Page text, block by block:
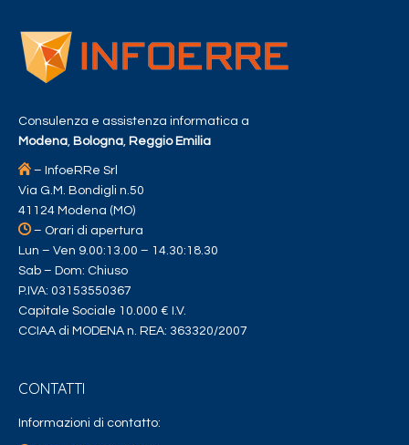
Consulenza e assistenza informatica a
Modena, Bologna, Reggio Emilia
– InfoeRRe Srl
Via G.M. Bondigli n.50
41124 Modena (MO)
– Orari di apertura
Lun – Ven 9.00:13.00 – 14.30:18.30
Sab – Dom: Chiuso
P.IVA: 03153550367
Capitale Sociale 10.000 € I.V.
CCIAA di MODENA n. REA: 363320/2007
CONTATTI
Informazioni di contatto: